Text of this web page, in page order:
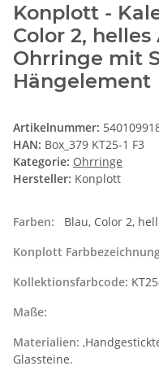
Konplott -
Color 2,
Ohrringe mit
Hängelement
Artikelnummer:
HAN: Box_379 KT25-1 F3
Kategorie: Ohrringe
Hersteller: Konplott
Farben:
Blau, Color 2,
Konplott
Kollektionsfarbcode:
Maße:
Materialien:
Glassteine.